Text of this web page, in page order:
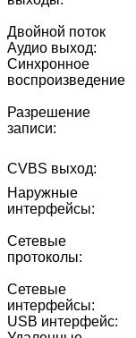
Двойной поток
Аудио выход:
Синхронное
воспроизведение
Разрешение
записи:
CVBS выход:
Наружные
интерфейсы:
Сетевые
протоколы:
Сетевые
интерфейсы:
USB интерфейс: